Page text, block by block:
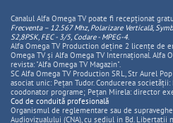
Canalul Alfa Omega TV poate fi recepționat
Frecventa – 12.567 Mhz, PolarizareVerticală,
S2,8PSK, FEC - 3/5, Codare - MPEG-4.
Alfa Omega TV Production deține 2 licențe de
Omega TV și Alfa Omega TV Internațional. Alfa
revista: "Alfa Omega TV Magazin".
SC Alfa Omega TV Production SRL, Str Aurel
asociat unic: Pețan Tudor. Conducerea
coodonator programe; Pețan Mirela: director
Cod de conduită profesională
Organismul de reglementare sau de
Audiovizualului (CNA), cu sediul in Bd. Libertatii